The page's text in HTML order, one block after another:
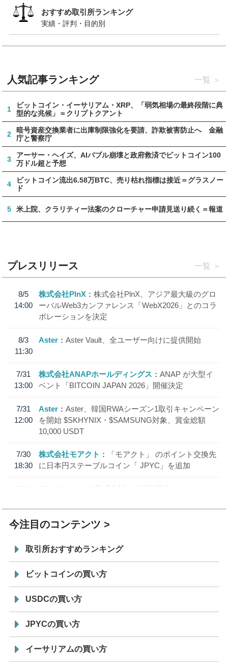
おすすめ取引所ランキング
実績・評判・目的別
人気記事ランキング 一覧
1
ビットコイン・イーサリアム・XRP、「弱気相場の最終段階に典
型的な兆候」＝クリプトクアント
2
暗号資産交換業者に出庫制限強化を要請、詐欺被害防止へ 金融
庁と警察庁
3
アーサー・ヘイズ、AIバブル崩壊と政府救済でビットコイン100
万ドル超と予想
4
ビットコイン流出6.58万BTC、売り枯れ指標は接近＝グラスノー
ド
5 米上院、クラリティー法案のクローチャー申請見送り続く＝報道
プレスリリース 一覧
8/5
14:00
株式会社PlnX
株式会社PlnX、アジア最大級のグロ
ーバルWeb3カンファレンス「WebX2026」とのコラ
ボレーションを決定
8/3
11:30
Aster Aster Vault、全ユーザー向けに提供開始
7/31
13:00
株式会社ANAPホールディングス
ANAP が大型イ
ベント「BITCOIN JAPAN 2026」開催決定
7/31
12:00
Aster
Aster、韓国RWAシーズン1取引キャンペーン
を開始 $SKHYNIX・$SAMSUNG対象、賞金総額
10,000 USDT
7/30
18:30
株式会社モアクト
「モアクト」 のポイント交換先
に日本円ステーブルコイン「 JPYC」を追加
7/29
SBI VCトレード株式会社
信託型円建てステーブル
今注目のコンテンツ
取引所おすすめランキング
ビットコインの買い方
USDCの買い方
JPYCの買い方
イーサリアムの買い方